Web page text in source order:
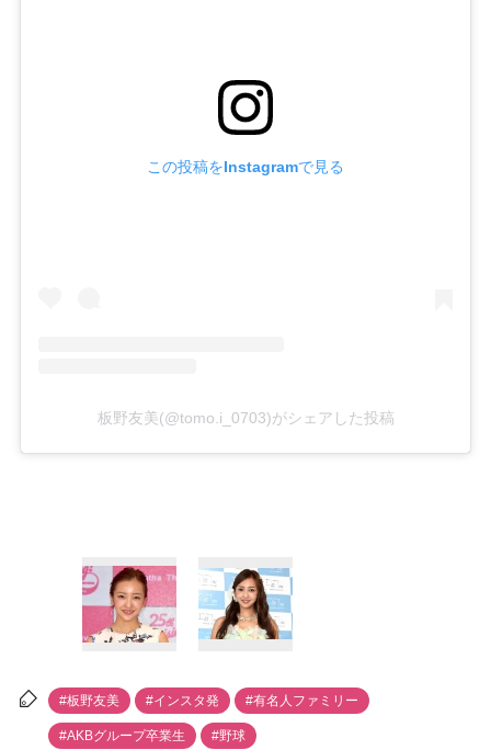
この投稿をInstagramで見る
板野友美(@tomo.i_0703)がシェアした投稿
#板野友美 #インスタ発 #有名人ファミリー
#AKBグループ卒業生 #野球